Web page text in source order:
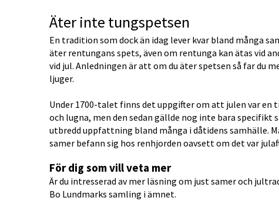
Äter inte tungspetsen
En tradition som dock än idag lever kvar bland många
äter rentungans spets, även om rentunga kan ätas vid
vid jul. Anledningen är att om du äter spetsen så far du
ljuger.
Under 1700-talet finns det uppgifter om att julen var en
och lugna, men den sedan gällde nog inte bara specifikt
utbredd uppfattning bland många i dåtidens samhälle.
samer befann sig hos renhjorden oavsett om det var
För dig som vill veta mer
Är du intresserad av mer läsning om just samer och
Bo Lundmarks samling i ämnet.